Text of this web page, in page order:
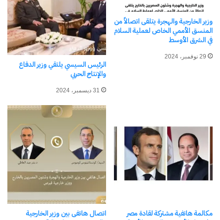
أستاذ الإدارة التربوية وسياسات التعليم كلية التربية
عنوان المشاركة (السياسة التعليمية نقل أم استنبات)
أستاذ التربية المقارنة والإدارة التعليمية والعميد الأسبق
لكلية التربية جامعة قناة السويس
عنوان المشاركة (دورة السياسة التعليمية)
3. الأستاذ الدكتور/ محمد عبد الخالق مدبولي
وزير الخارجية والهجرة يتلقى اتصالاً من
المنسق الأممي الخاص لعملية السلام
في الشرق الأوسط
29 نوفمبر، 2024
الرئيس السيسي يلتقي وزير الدفاع
والإنتاج الحربي
31 ديسمبر، 2024
مكالمة هاتفية مشتركة لقادة مصر
اتصال هاتفى بين وزير الخارجية